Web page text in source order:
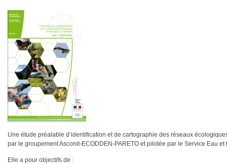
Une étude préalable d’identification et de cartographie des réseaux
par le groupement Asconit-ECODDEN-PARETO et pilotée par le Service Eau
Elle a pour objectifs de :